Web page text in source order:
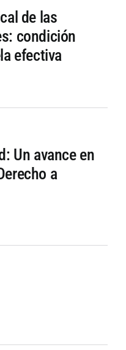
de las
condición
efectiva
Un avance en
a